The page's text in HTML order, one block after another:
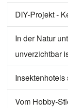
DIY-Projekt -
In der Natur
unverzichtbar
Vom Hobby-